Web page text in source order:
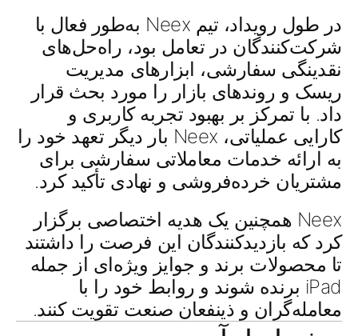
در طول رویداد، تیم Neex به‌طور فعال با
شرکت‌کنندگان در تعامل بود، راه‌حل‌های
نقدینگی سفارشی، ابزارهای مدیریت
ریسک و روندهای بازار را مورد بحث قرار
داد. با تمرکز بر بهبود تجربه کاربری و
کارایی عملیاتی، Neex بار دیگر تعهد خود را
به ارائه خدمات معاملاتی سفارشی برای
مشتریان خرده‌فروشی و نهادی تأکید کرد.
Neex همچنین یک هدیه اختصاصی برگزار
کرد که بازدیدکنندگان این فرصت را داشتند
تا محصولات برند و جوایز ویژه‌ای از جمله
iPad برنده شوند و روابط خود را با
معامله‌گران و ذینفعان صنعت تقویت کنند.